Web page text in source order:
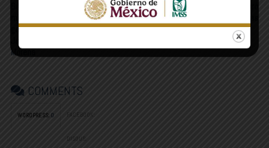
BARRA JÓVEN | “Busco ayudar a
mi partido a formar una nueva
generación de líderes políticos”:
Morena
ESTAS LÍNEAS | Sara Valle libró
una, pero enfrenta 14 demandas
COMMENTS
WORDPRESS: 0 FACEBOOK:
DISQUS: